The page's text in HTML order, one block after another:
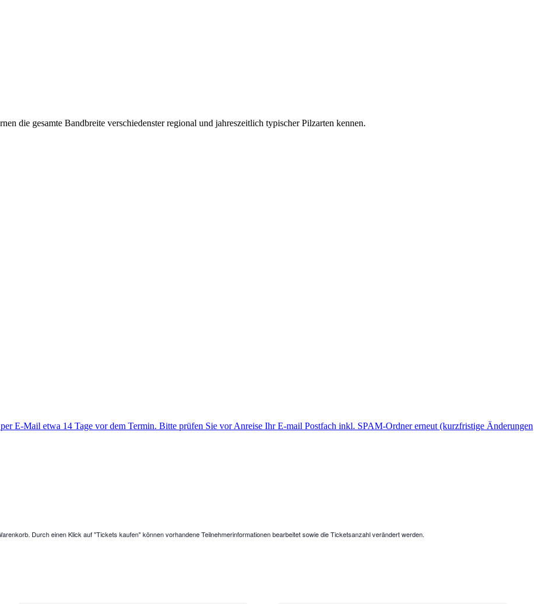
die gesamte Bandbreite verschiedenster regional und jahreszeitlich typischer Pilzarten kennen.
Mail etwa 14 Tage vor dem Termin. Bitte prüfen Sie vor Anreise Ihr E-mail Postfach inkl. SPAM-Ordner erneut (kurzfristige Änderungen
Durch einen Klick auf "Tickets kaufen" können vorhandene Teilnehmerinformationen bearbeitet sowie die Ticketsanzahl verändert werden.